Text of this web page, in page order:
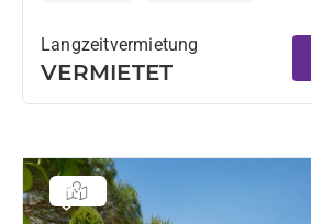
Langzeitvermietung
VERMIETET